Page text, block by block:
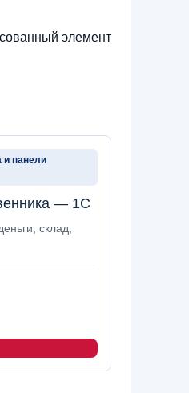
элемент
и панели
— 1С
склад,